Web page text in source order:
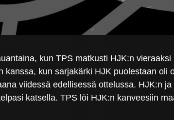
kun TPS matkusti HJK:n
kanssa, kun sarjakärki HJK puolestaan
viidessä edellisessä ottelussa. HJK:n
katsella. TPS löi HJK:n kanveesiin